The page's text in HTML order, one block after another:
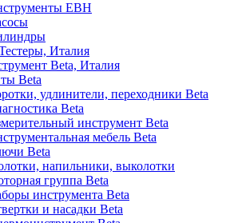
EBH
Италия
Beta, Италия
Beta
удлинители, переходники Beta
Beta
инструмент Beta
мебель Beta
Beta
напильники, выколотки
группа Beta
инструмента Beta
и насадки Beta